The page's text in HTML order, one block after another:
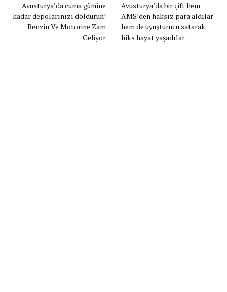
Avusturya’da cuma gününe
kadar depolarınızı doldurun!
Benzin Ve Motorine Zam
Geliyor
Avusturya’da bir çift hem
AMS’den haksız para aldılar
hem de uyuşturucu satarak
lüks hayat yaşadılar